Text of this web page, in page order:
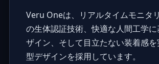
Veru Oneは、リアルタイムモニタ
の生体認証技術、快適な人間工学
ザイン、そして目立たない装着感
型デザインを採用しています。